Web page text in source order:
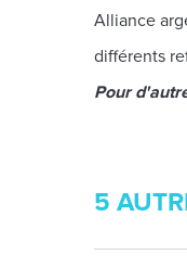
Alliance
différents
Pour
5